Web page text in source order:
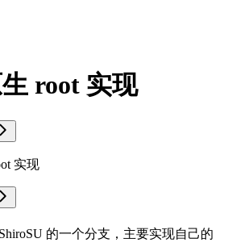
root 实现
实现
的一个分支，主要实现自己的